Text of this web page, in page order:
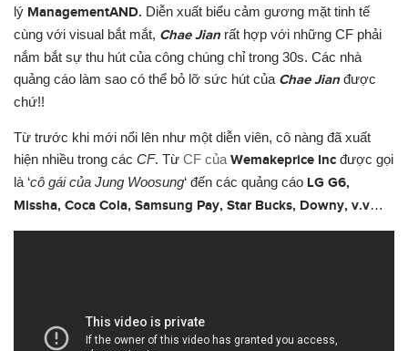
lý ManagementAND. Diễn xuất biểu cảm gương mặt tinh tế
cùng với visual bắt mắt, Chae Jian rất hợp với những CF phải
nắm bắt sự thu hút của công chúng chỉ trong 30s. Các nhà
quảng cáo làm sao có thể bỏ lỡ sức hút của Chae Jian được
chứ!!
Từ trước khi mới nổi lên như một diễn viên, cô nàng đã xuất
hiện nhiều trong các CF. Từ CF của Wemakeprice Inc được gọi
là ‘cô gái của Jung Woosung‘ đến các quảng cáo LG G6,
Missha, Coca Cola, Samsung Pay, Star Bucks, Downy, v.v…